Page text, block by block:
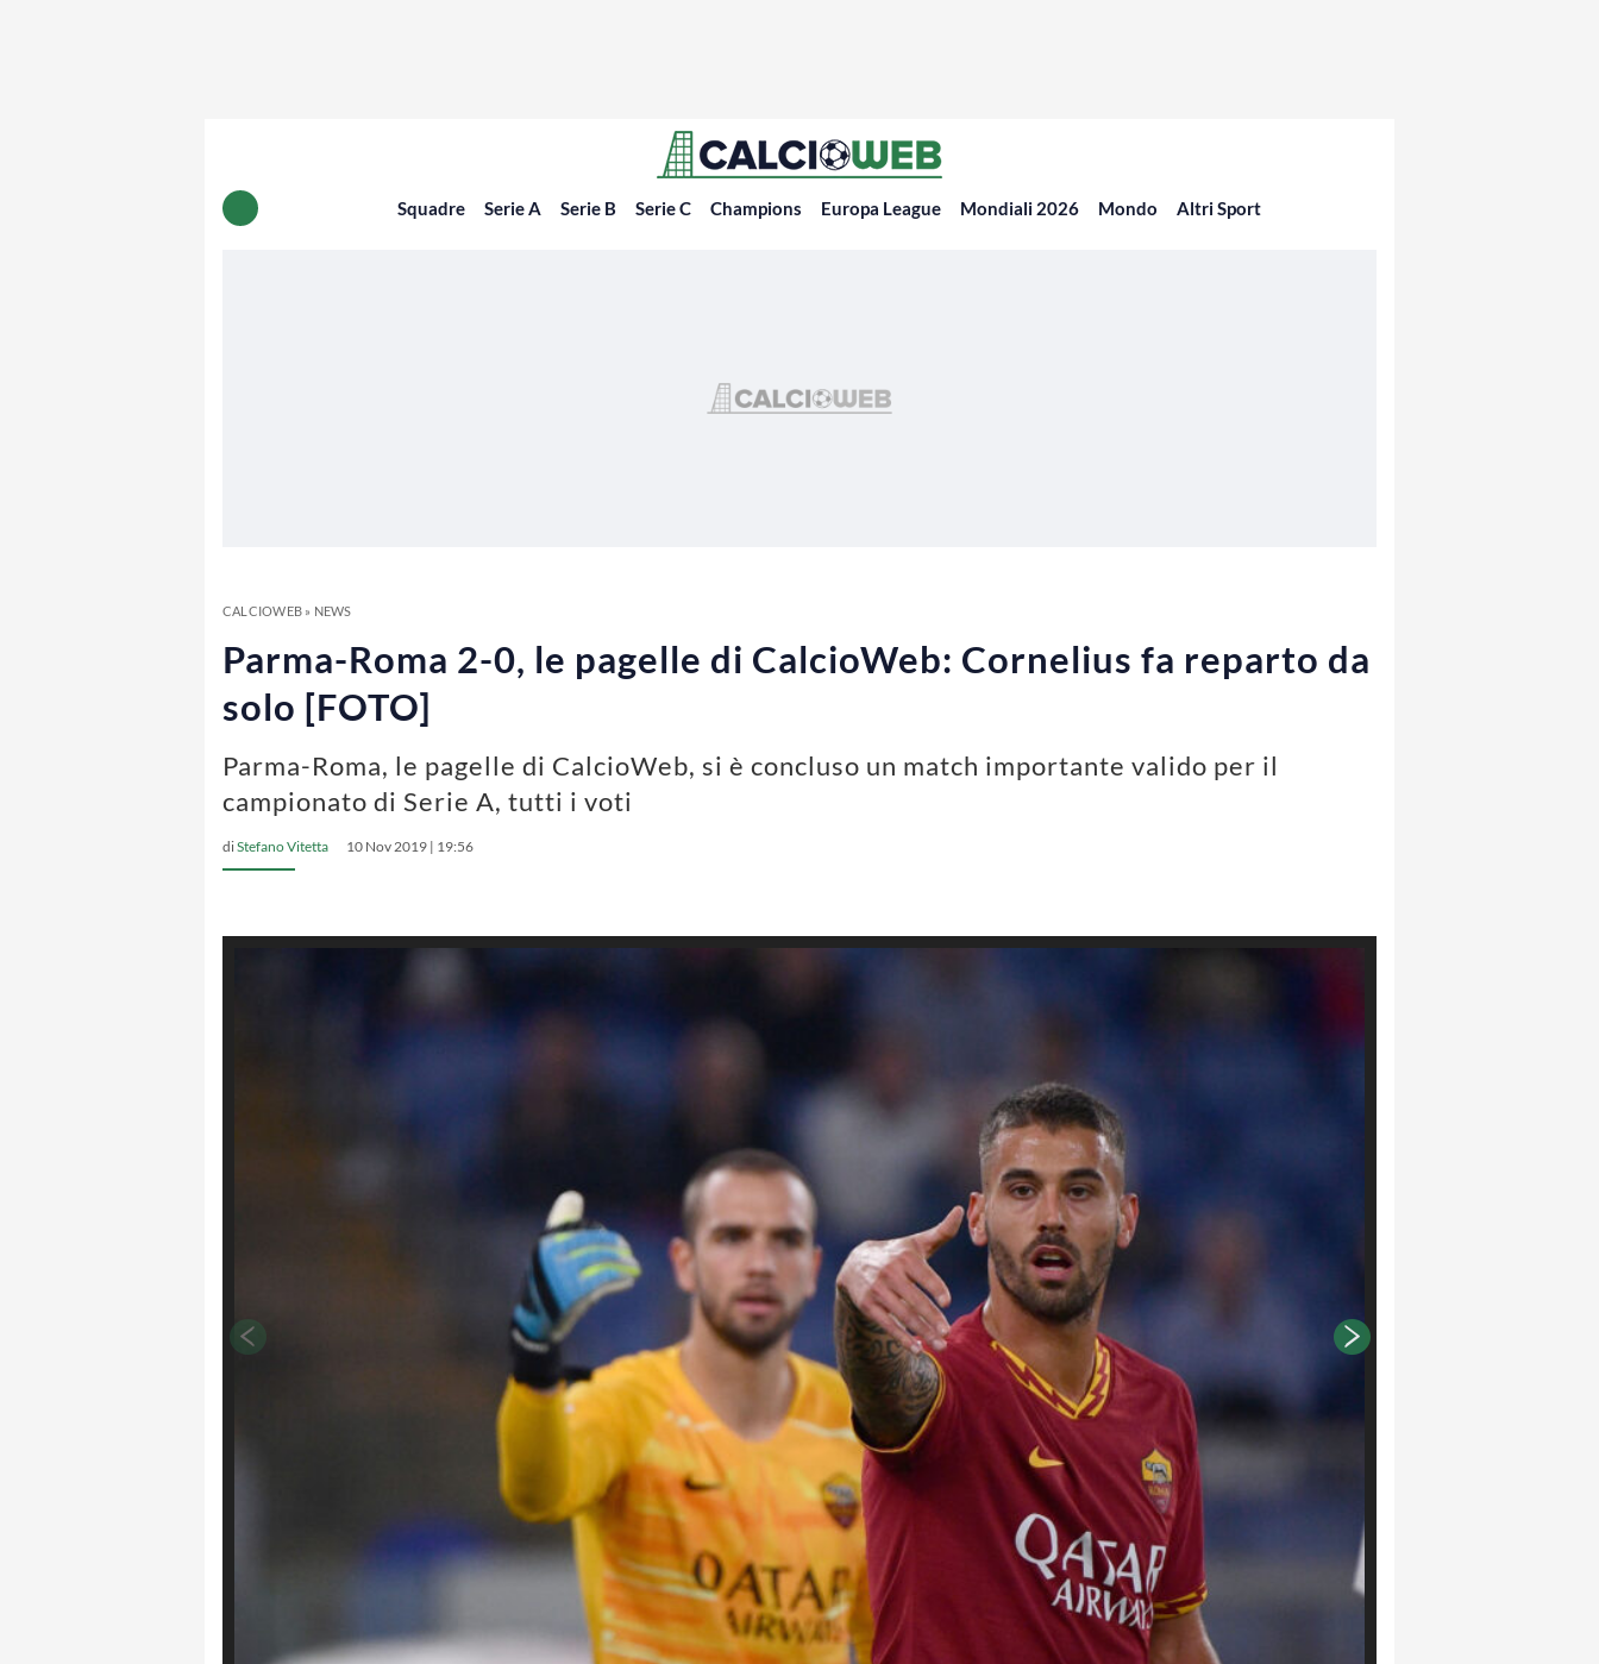
Squadre Serie A Serie B Serie C Champions Europa League Mondiali 2026 Mondo Altri Sport
CALCIOWEB» NEWS
Parma-Roma 2-0, le pagelle di CalcioWeb: Cornelius fa reparto da
solo [FOTO]
Parma-Roma, le pagelle di CalcioWeb, si è concluso un match importante valido per il
campionato di Serie A, tutti i voti
diStefano Vitetta 10 Nov 2019 | 19:56